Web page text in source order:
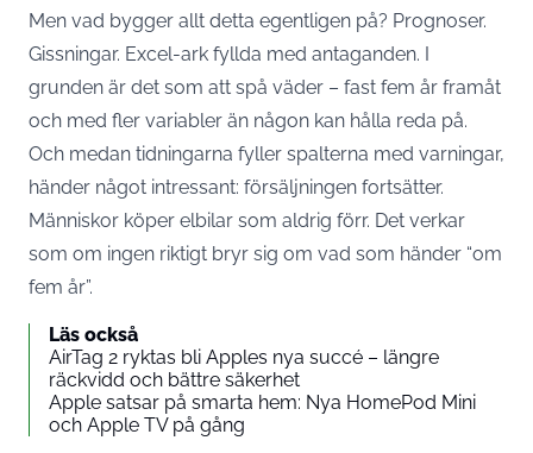
Men vad bygger allt detta egentligen på? Prognoser.
Gissningar. Excel-ark fyllda med antaganden. I
grunden är det som att spå väder – fast fem år framåt
och med fler variabler än någon kan hålla reda på.
Och medan tidningarna fyller spalterna med varningar,
händer något intressant: försäljningen fortsätter.
Människor köper elbilar som aldrig förr. Det verkar
som om ingen riktigt bryr sig om vad som händer “om
fem år”.
Läs också
AirTag 2 ryktas bli Apples nya succé – längre
räckvidd och bättre säkerhet
Apple satsar på smarta hem: Nya HomePod Mini
och Apple TV på gång